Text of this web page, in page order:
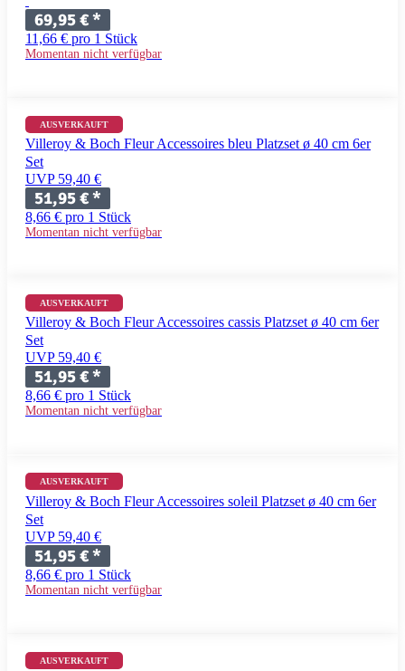
69,95 €*
11,66 € pro 1 Stück
Momentan nicht verfügbar
AUSVERKAUFT
Villeroy & Boch Fleur Accessoires bleu Platzset ø 40 cm 6er
Set
UVP 59,40 €
51,95 €*
8,66 € pro 1 Stück
Momentan nicht verfügbar
AUSVERKAUFT
Villeroy & Boch Fleur Accessoires cassis Platzset ø 40 cm 6er
Set
UVP 59,40 €
51,95 €*
8,66 € pro 1 Stück
Momentan nicht verfügbar
AUSVERKAUFT
Villeroy & Boch Fleur Accessoires soleil Platzset ø 40 cm 6er
Set
UVP 59,40 €
51,95 €*
8,66 € pro 1 Stück
Momentan nicht verfügbar
AUSVERKAUFT